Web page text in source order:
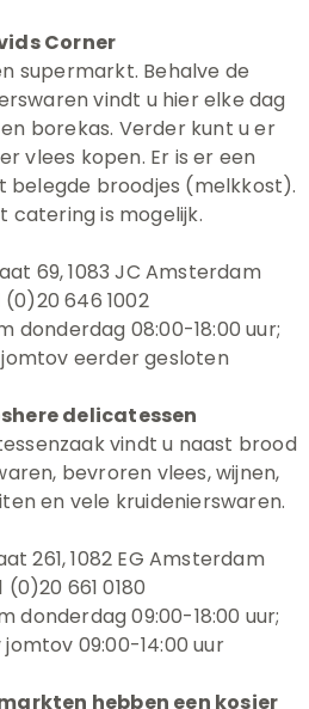
Corner
supermarkt. Behalve de
vindt u hier elke dag
borekas. Verder kunt u er
vlees kopen. Er is er een
belegde broodjes (melkkost).
catering is mogelijk.
69, 1083 JC Amsterdam
(0)20 646 1002
donderdag 08:00-18:00 uur;
eerder gesloten
delicatessen
vindt u naast brood
bevroren vlees, wijnen,
en vele kruidenierswaren.
261, 1082 EG Amsterdam
(0)20 661 0180
donderdag 09:00-18:00 uur;
09:00-14:00 uur
hebben een kosjer